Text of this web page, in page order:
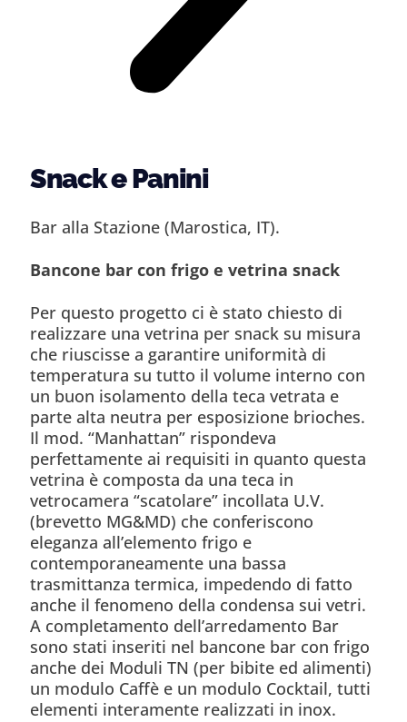
Snack e Panini
Bar alla Stazione (Marostica, IT).
Bancone bar con frigo e vetrina snack
Per questo progetto ci è stato chiesto di
realizzare una vetrina per snack su misura
che riuscisse a garantire uniformità di
temperatura su tutto il volume interno con
un buon isolamento della teca vetrata e
parte alta neutra per esposizione brioches.
Il mod. “Manhattan” rispondeva
perfettamente ai requisiti in quanto questa
vetrina è composta da una teca in
vetrocamera “scatolare” incollata U.V.
(brevetto MG&MD) che conferiscono
eleganza all’elemento frigo e
contemporaneamente una bassa
trasmittanza termica, impedendo di fatto
anche il fenomeno della condensa sui vetri.
A completamento dell’arredamento Bar
sono stati inseriti nel bancone bar con frigo
anche dei Moduli TN (per bibite ed alimenti)
un modulo Caffè e un modulo Cocktail, tutti
elementi interamente realizzati in inox.